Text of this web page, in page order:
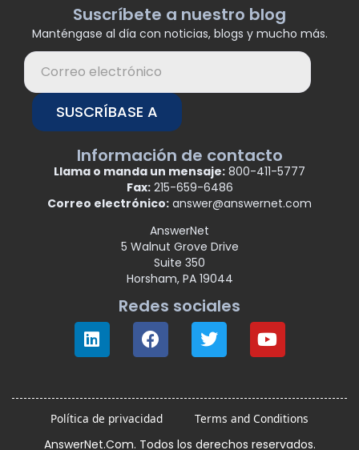
Suscríbete a nuestro blog
Manténgase al día con noticias, blogs y mucho más.
SUSCRÍBASE A
Información de contacto
Llama o manda un mensaje: 800-411-5777
Fax:215-659-6486
Correo electrónico: answer@answernet.com
AnswerNet
5 Walnut Grove Drive
Suite 350
Horsham, PA 19044
Redes sociales
Política de privacidad Terms and Conditions
AnswerNet.Com. Todos los derechos reservados.